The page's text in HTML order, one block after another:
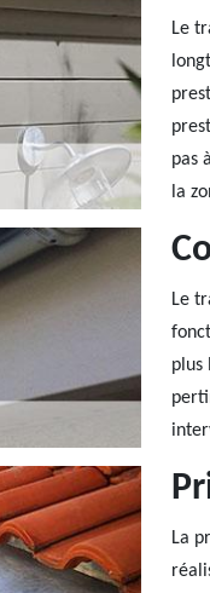
Le
pas
la
Le
plus
La